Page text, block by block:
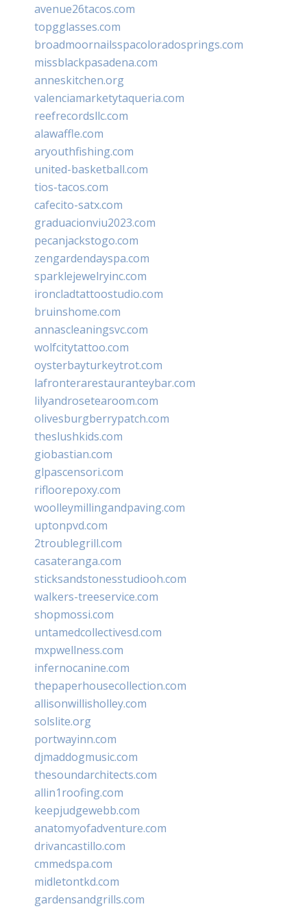
avenue26tacos.com
topgglasses.com
broadmoornailsspacoloradosprings.com
missblackpasadena.com
anneskitchen.org
valenciamarketytaqueria.com
reefrecordsllc.com
alawaffle.com
aryouthfishing.com
united-basketball.com
tios-tacos.com
cafecito-satx.com
graduacionviu2023.com
pecanjackstogo.com
zengardendayspa.com
sparklejewelryinc.com
ironcladtattoostudio.com
bruinshome.com
annascleaningsvc.com
wolfcitytattoo.com
oysterbayturkeytrot.com
lafronterarestauranteybar.com
lilyandrosetearoom.com
olivesburgberrypatch.com
theslushkids.com
giobastian.com
glpascensori.com
rifloorepoxy.com
woolleymillingandpaving.com
uptonpvd.com
2troublegrill.com
casateranga.com
sticksandstonesstudiooh.com
walkers-treeservice.com
shopmossi.com
untamedcollectivesd.com
mxpwellness.com
infernocanine.com
thepaperhousecollection.com
allisonwillisholley.com
solslite.org
portwayinn.com
djmaddogmusic.com
thesoundarchitects.com
allin1roofing.com
keepjudgewebb.com
anatomyofadventure.com
drivancastillo.com
cmmedspa.com
midletontkd.com
gardensandgrills.com